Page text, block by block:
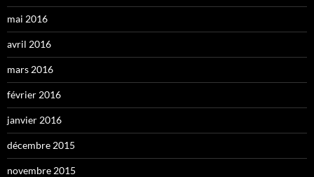
mai 2016
avril 2016
mars 2016
février 2016
janvier 2016
décembre 2015
novembre 2015